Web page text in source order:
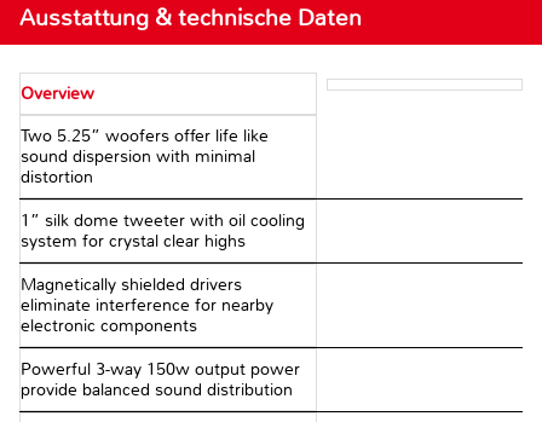
Ausstattung & technische Daten
Overview
Two 5.25” woofers offer life like
sound dispersion with minimal
distortion
1” silk dome tweeter with oil cooling
system for crystal clear highs
Magnetically shielded drivers
eliminate interference for nearby
electronic components
Powerful 3-way 150w output power
provide balanced sound distribution